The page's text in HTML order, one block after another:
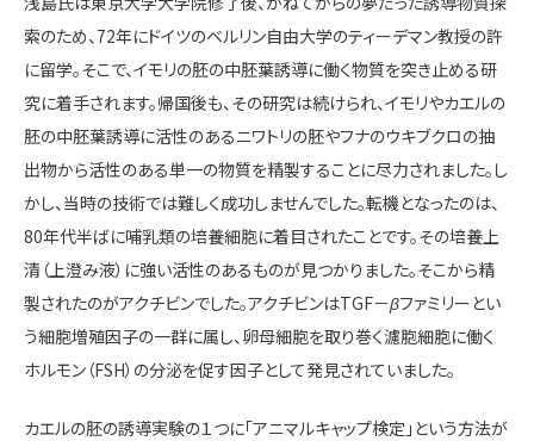
索のため、72年にドイツのベルリン自由大学のティーデマン教授の許
に留学。そこで、イモリの胚の中胚葉誘導に働く物質を突き止める研
究に着手されます。帰国後も、その研究は続けられ、イモリやカエルの
胚の中胚葉誘導に活性のあるニワトリの胚やフナのウキブクロの抽
出物から活性のある単一の物質を精製することに尽力されました。し
かし、当時の技術では難しく成功しませんでした。転機となったのは、
80年代半ばに哺乳類の培養細胞に着目されたことです。その培養上
清（上澄み液）に強い活性のあるものが見つかりました。そこから精
製されたのがアクチビンでした。アクチビンはTGF－βファミリーとい
う細胞増殖因子の一群に属し、卵母細胞を取り巻く濾胞細胞に働く
ホルモン（FSH）の分泌を促す因子として発見されていました。
カエルの胚の誘導実験の１つに「アニマルキャップ検定」という方法が